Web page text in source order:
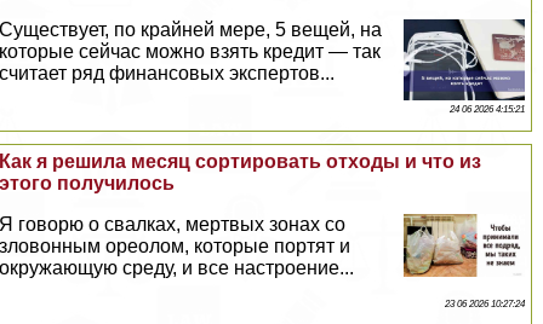
Существует, по крайней мере, 5 вещей, на
которые сейчас можно взять кредит — так
считает ряд финансовых экспертов...
24 06 2026 4:15:21
Как я решила месяц сортировать отходы и что из
этого получилось
Я говорю о свалках, мертвых зонах со
зловонным ореолом, которые портят и
окружающую среду, и все настроение...
23 06 2026 10:27:24